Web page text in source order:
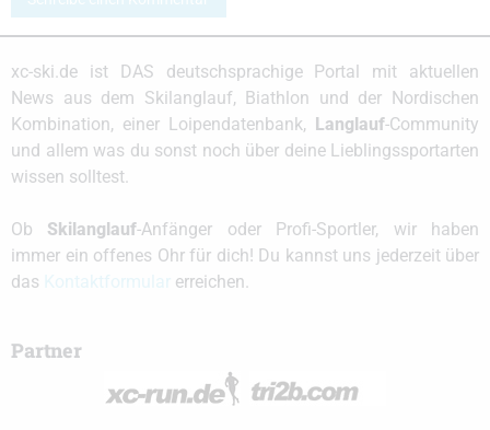
xc-ski.de ist DAS deutschsprachige Portal mit aktuellen
News aus dem Skilanglauf, Biathlon und der Nordischen
Kombination, einer Loipendatenbank, Langlauf-Community
und allem was du sonst noch über deine Lieblingssportarten
wissen solltest.
Ob Skilanglauf-Anfänger oder Profi-Sportler, wir haben
immer ein offenes Ohr für dich! Du kannst uns jederzeit über
das
erreichen.
Partner